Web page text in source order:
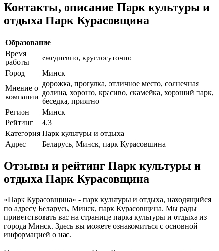
Контакты, описание Парк культуры и
отдыха Парк Курасовщина
Образование
Время
работы
ежедневно, круглосуточно
Город
Минск
Мнение о
компании
дорожка, прогулка, отличное место, солнечная
долина, хорошо, красиво, скамейка, хороший парк,
беседка, приятно
Регион
Минск
Рейтинг
4.3
Категория Парк культуры и отдыха
Адрес
Беларусь, Минск, парк Курасовщина
Отзывы и рейтинг Парк культуры и
отдыха Парк Курасовщина
«Парк Курасовщина» - парк культуры и отдыха, находящийся
по адресу Беларусь, Минск, парк Курасовщина. Мы рады
приветствовать вас на странице парка культуры и отдыха из
города Минск. Здесь вы можете ознакомиться с основной
информацией о нас.